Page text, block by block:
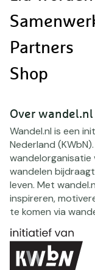
Partners
Shop
Over wandel.nl
Wandel.nl is een
Nederland
wandelorganisatie
wandelen
leven. Met
inspireren,
te komen via